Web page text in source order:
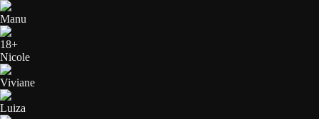
Manu
18+
Nicole
Viviane
Luiza